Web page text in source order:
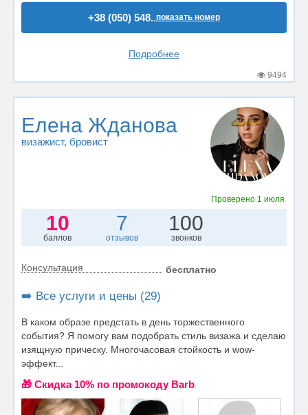
+38 (050) 548..показать номер
Подробнее
9494
Елена Жданова
визажист, бровист
Проверено 1 июля
10
баллов
7
отзывов
100
звонков
Консультация бесплатно
➡️ Все услуги и цены (29)
В каком образе предстать в день торжественного
события? Я помогу вам подобрать стиль визажа и сделаю
изящную прическу. Многочасовая стойкость и wow-
эффект...
🎁 Cкидка 10% по промокоду Barb